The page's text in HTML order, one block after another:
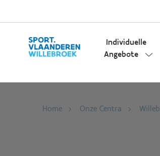
Individuelle
Angebote
Home Onze Centra